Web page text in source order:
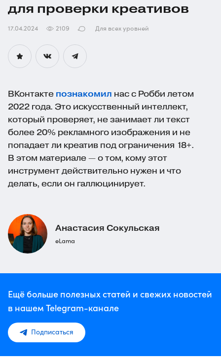
для проверки креативов
17.04.2024 2109 Для всех уровней
ВКонтакте познакомил нас с Робби летом
2022 года. Это искусственный интеллект,
который проверяет, не занимает ли текст
более 20% рекламного изображения и не
попадает ли креатив под ограничения 18+.
В этом материале — о том, кому этот
инструмент действительно нужен и что
делать, если он галлюцинирует.
Анастасия Сокульская
eLama
Ещё больше полезных статей и свежих новостей
в нашем Telegram-канале
Подписаться